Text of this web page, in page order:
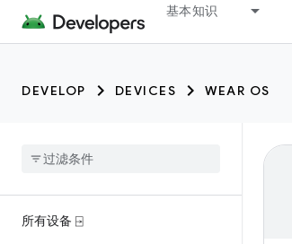
基本知识
DEVELOP DEVICES WEAR OS
所有设备 ⍈